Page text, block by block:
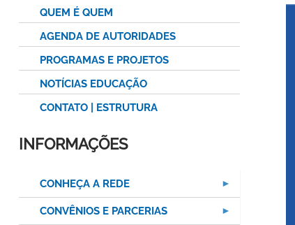
QUEM É QUEM
AGENDA DE AUTORIDADES
PROGRAMAS E PROJETOS
NOTÍCIAS EDUCAÇÃO
CONTATO | ESTRUTURA
INFORMAÇÕES
CONHEÇA A REDE
CONVÊNIOS E PARCERIAS